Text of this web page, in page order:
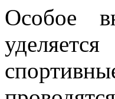
Особое